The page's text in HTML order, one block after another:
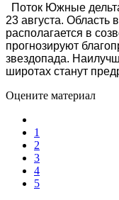
Поток Южные
23 августа. Область
располагается в
прогнозируют
звездопада.
широтах станут
Оцените материал
1
2
3
4
5